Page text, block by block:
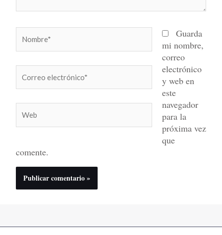
electrónico*
Guarda
mi nombre,
correo
electrónico
y web en
este
navegador
para la
próxima vez
que
comente.